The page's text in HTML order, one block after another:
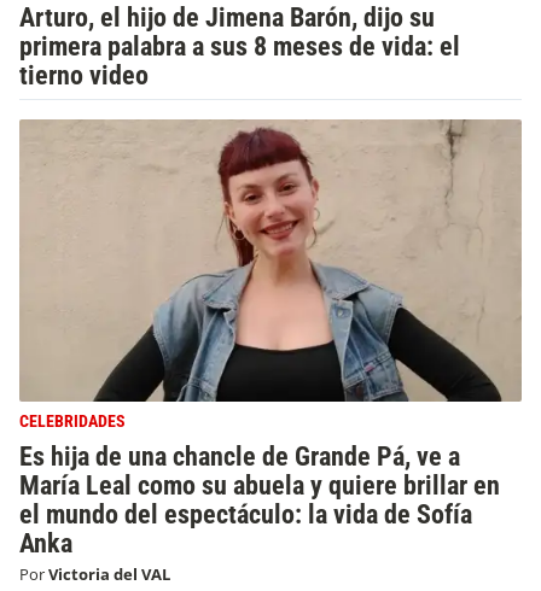
Arturo, el hijo de Jimena Barón, dijo su
primera palabra a sus 8 meses de vida: el
tierno video
CELEBRIDADES
Es hija de una chancle de Grande Pá, ve a
María Leal como su abuela y quiere brillar en
el mundo del espectáculo: la vida de Sofía
Anka
PorVictoria del VAL